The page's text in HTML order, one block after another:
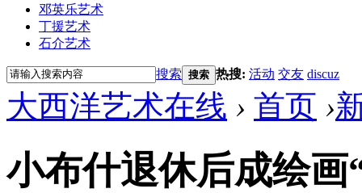
邓英乐艺术
丁援艺术
石介艺术
搜索 搜索 热搜: 活动 交友 discuz
大西洋艺术在线 › 首页 ›
小布什退休后成绘